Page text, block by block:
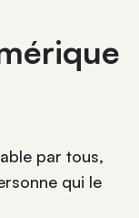
par tous,
qui le